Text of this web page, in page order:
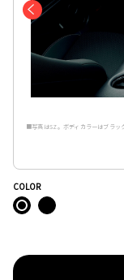
■写真はSZ。ボディカラーはブラッ
COLOR